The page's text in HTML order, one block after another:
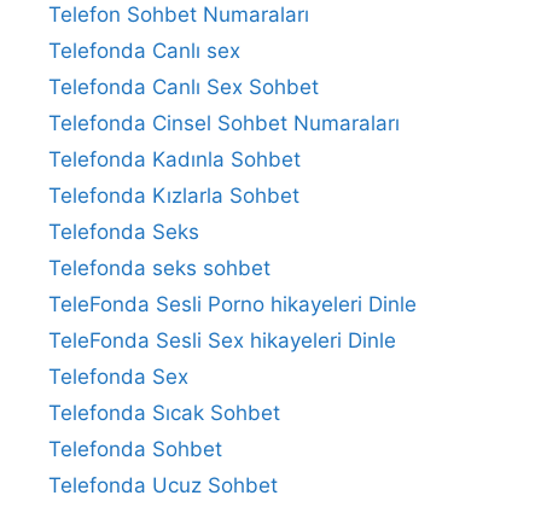
Telefon Sohbet Numaraları
Telefonda Canlı sex
Telefonda Canlı Sex Sohbet
Telefonda Cinsel Sohbet Numaraları
Telefonda Kadınla Sohbet
Telefonda Kızlarla Sohbet
Telefonda Seks
Telefonda seks sohbet
TeleFonda Sesli Porno hikayeleri Dinle
TeleFonda Sesli Sex hikayeleri Dinle
Telefonda Sex
Telefonda Sıcak Sohbet
Telefonda Sohbet
Telefonda Ucuz Sohbet